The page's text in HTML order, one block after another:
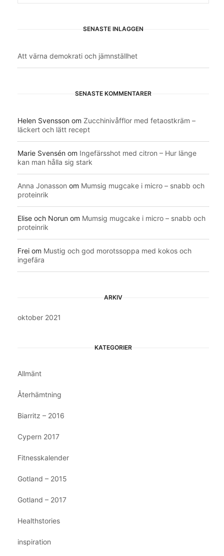
SENASTE INLÄGGEN
Att värna demokrati och jämnställhet
SENASTE KOMMENTARER
Helen Svensson om Zucchinivåfflor med fetaostkräm –
läckert och lätt recept
Marie Svensén om Ingefärsshot med citron – Hur länge
kan man hålla sig stark
Anna Jonasson om Mumsig mugcake i micro – snabb och
proteinrik
Elise och Norun om Mumsig mugcake i micro – snabb och
proteinrik
Frei om Mustig och god morotssoppa med kokos och
ingefära
ARKIV
oktober 2021
KATEGORIER
Allmänt
Återhämtning
Biarritz – 2016
Cypern 2017
Fitnesskalender
Gotland – 2015
Gotland – 2017
Healthstories
inspiration